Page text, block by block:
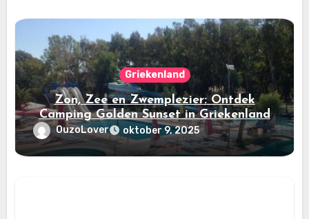
Griekenland
Zon, Zee en Zwemplezier: Ontdek
Camping Golden Sunset in Griekenland
OuzoLover oktober 9, 2025